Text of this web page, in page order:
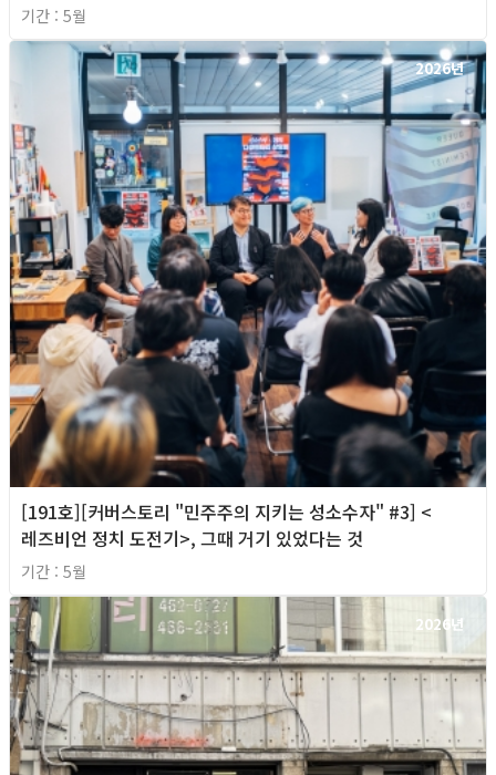
기간 : 5월
2026년
[191호][커버스토리 "민주주의 지키는 성소수자" #3] <
레즈비언 정치 도전기>, 그때 거기 있었다는 것
기간 : 5월
2026년